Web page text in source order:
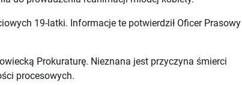
19-latki. Informacje te potwierdził Oficer Prasowy
Prokuraturę. Nieznana jest przyczyna śmierci
procesowych.